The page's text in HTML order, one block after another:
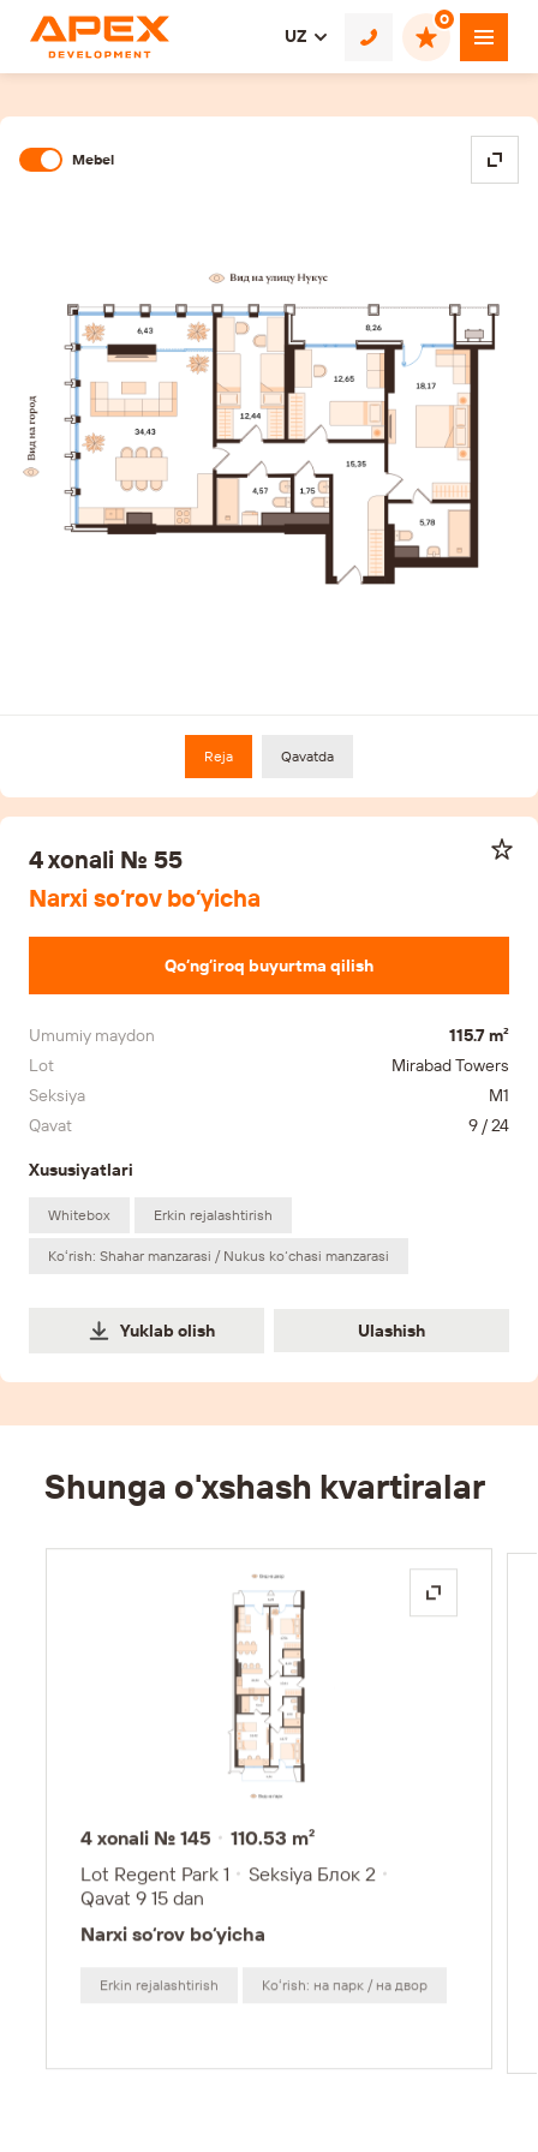
0
UZ
Mebel
Reja Qavatda
4 xonali № 55
Narxi so‘rov bo‘yicha
Qo‘ng‘iroq buyurtma qilish
Umumiy maydon
115.7 m²
Lot
Mirabad Towers
Seksiya
M1
Qavat
9 / 24
Xususiyatlari
Whitebox Erkin rejalashtirish
Koʻrish: Shahar manzarasi / Nukus ko‘chasi manzarasi
Yuklab olish Ulashish
Ulashish
Shunga o'xshash kvartiralar
4 xonali № 145
110.53 m²
Lot Regent Park 1
Seksiya Блок 2
Qavat 9 15 dan
Narxi so‘rov bo‘yicha
Erkin rejalashtirish Koʻrish: на парк / на двор